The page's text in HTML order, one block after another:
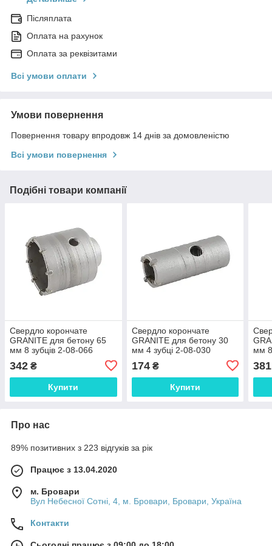
Післяплата
Оплата на рахунок
Оплата за реквізитами
Всі умови оплати
Умови повернення
Повернення товару впродовж 14 днів за домовленістю
Всі умови повернення
Подібні товари компанії
Свердло корончате
GRANITE для бетону 65
мм 8 зубців 2-08-066
342 ₴
Купити
Свердло корончате
GRANITE для бетону 30
мм 4 зубці 2-08-030
174₴
Купити
мм 8
381
Про нас
89% позитивних з 223 відгуків за рік
Працює з 13.04.2020
м. Бровари
Вул Небесної Сотні, 4, м. Бровари, Бровари, Україна
Контакти